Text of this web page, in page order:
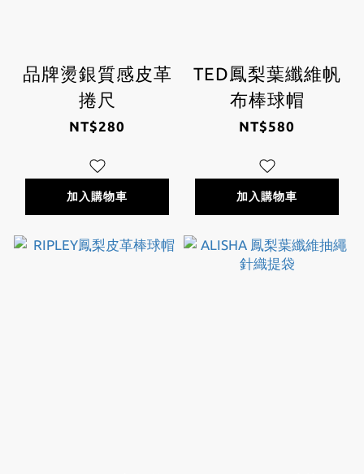
品牌燙銀質感皮革
捲尺
NT$280
加入購物車
TED鳳梨葉纖維帆
布棒球帽
NT$580
加入購物車